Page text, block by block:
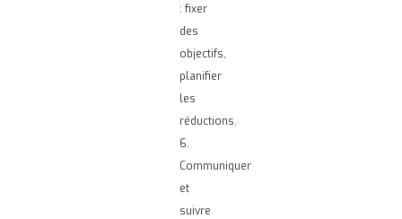
: fixer
des
objectifs,
planifier
les
réductions.
6.
Communiquer
et
suivre